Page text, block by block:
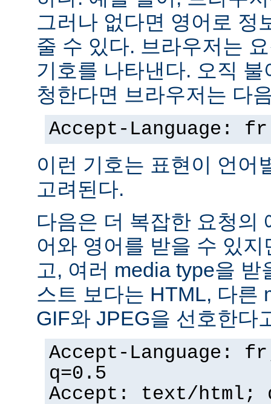
그러나 없다면 영어로 정
줄 수 있다. 브라우저는
기호를 나타낸다. 오직
청한다면 브라우저는 다
Accept-Language: fr
이런 기호는 표현이 언어
고려된다.
다음은 더 복잡한 요청의
어와 영어를 받을 수 있
고, 여러 media type을
스트 보다는 HTML, 다른
GIF와 JPEG을 선호한다
Accept-Language:
q=0.5
Accept: text/html;